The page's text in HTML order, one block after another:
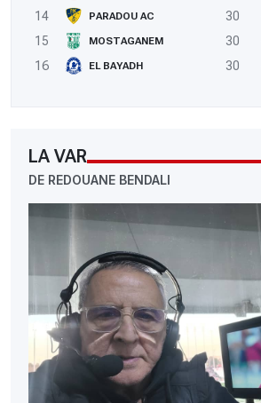
14
PARADOU AC 30
15
MOSTAGANEM 30
16
EL BAYADH 30
LA VAR
DE REDOUANE BENDALI